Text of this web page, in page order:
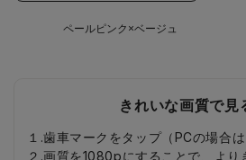
ペールピンク×ベージュ
きれいな画質で見
１.歯車マークをタップ（PCの場合は
２.画質を1080pにすることで、より